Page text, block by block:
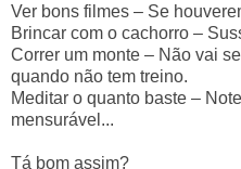
Ver bons filmes – Se
Brincar com o cachorro –
Correr um monte – Não vai
quando não tem treino.
Meditar o quanto baste –
mensurável...
Tá bom assim?